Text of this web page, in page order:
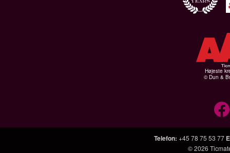
Højeste
© Dun &
Telefon: +45 78 75 53 77
© 2026